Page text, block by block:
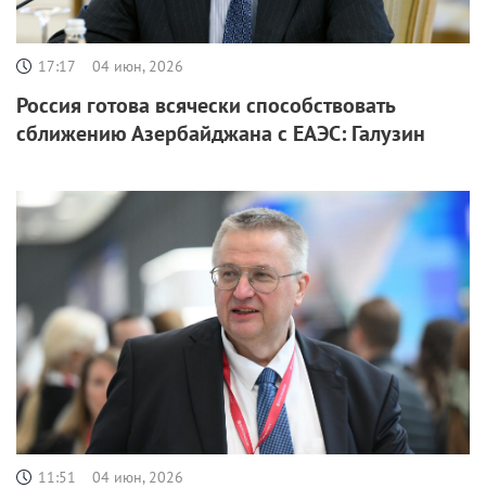
17:17 04 июн, 2026
Россия готова всячески способствовать
сближению Азербайджана с ЕАЭС: Галузин
11:51 04 июн, 2026